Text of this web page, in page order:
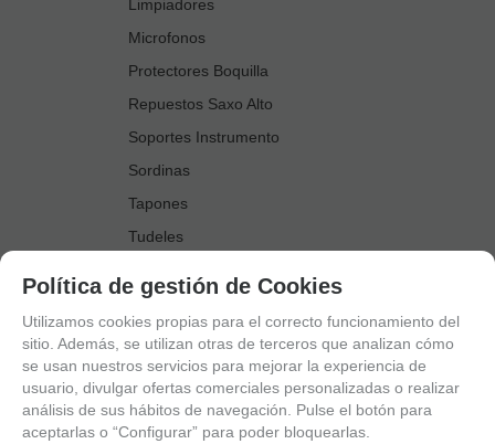
Limpiadores
Microfonos
Protectores Boquilla
Repuestos Saxo Alto
Soportes Instrumento
Sordinas
Tapones
Tudeles
Accesorios Saxo Tenor
Abrazaderas
Anillo Fonico Saxo Tenor
Atriles Marcha
Boquillas
Política de gestión de Cookies
Utilizamos cookies propias para el correcto funcionamiento del
sitio. Además, se utilizan otras de terceros que analizan cómo
se usan nuestros servicios para mejorar la experiencia de
usuario, divulgar ofertas comerciales personalizadas o realizar
análisis de sus hábitos de navegación. Pulse el botón para
aceptarlas o “Configurar” para poder bloquearlas.